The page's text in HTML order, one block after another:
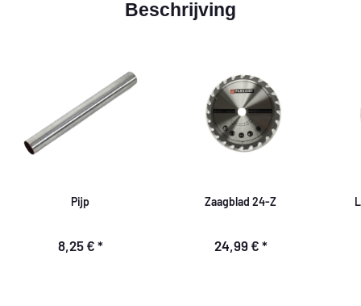
Beschrijving
Pijp
8,25 € *
Zaagblad 24-Z
24,99 € *